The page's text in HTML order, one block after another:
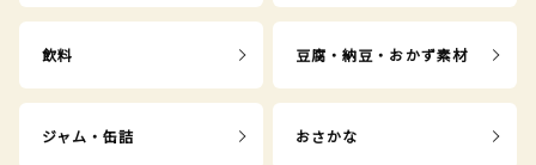
飲料 豆腐・納豆・おかず素材
ジャム・缶詰 おさかな